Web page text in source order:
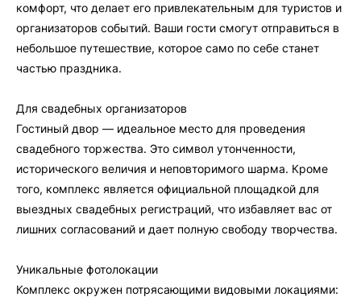
комфорт, что делает его привлекательным для туристов и
организаторов событий. Ваши гости смогут отправиться в
небольшое путешествие, которое само по себе станет
частью праздника.
Для свадебных организаторов
Гостиный двор — идеальное место для проведения
свадебного торжества. Это символ утонченности,
исторического величия и неповторимого шарма. Кроме
того, комплекс является официальной площадкой для
выездных свадебных регистраций, что избавляет вас от
лишних согласований и дает полную свободу творчества.
Уникальные фотолокации
Комплекс окружен потрясающими видовыми локациями: